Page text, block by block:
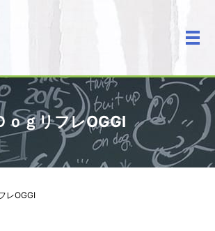
メ
ｏｇリフレOGGI
レOGGI